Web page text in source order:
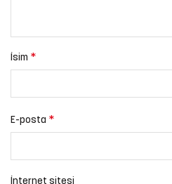
İsim *
E-posta *
İnternet sitesi